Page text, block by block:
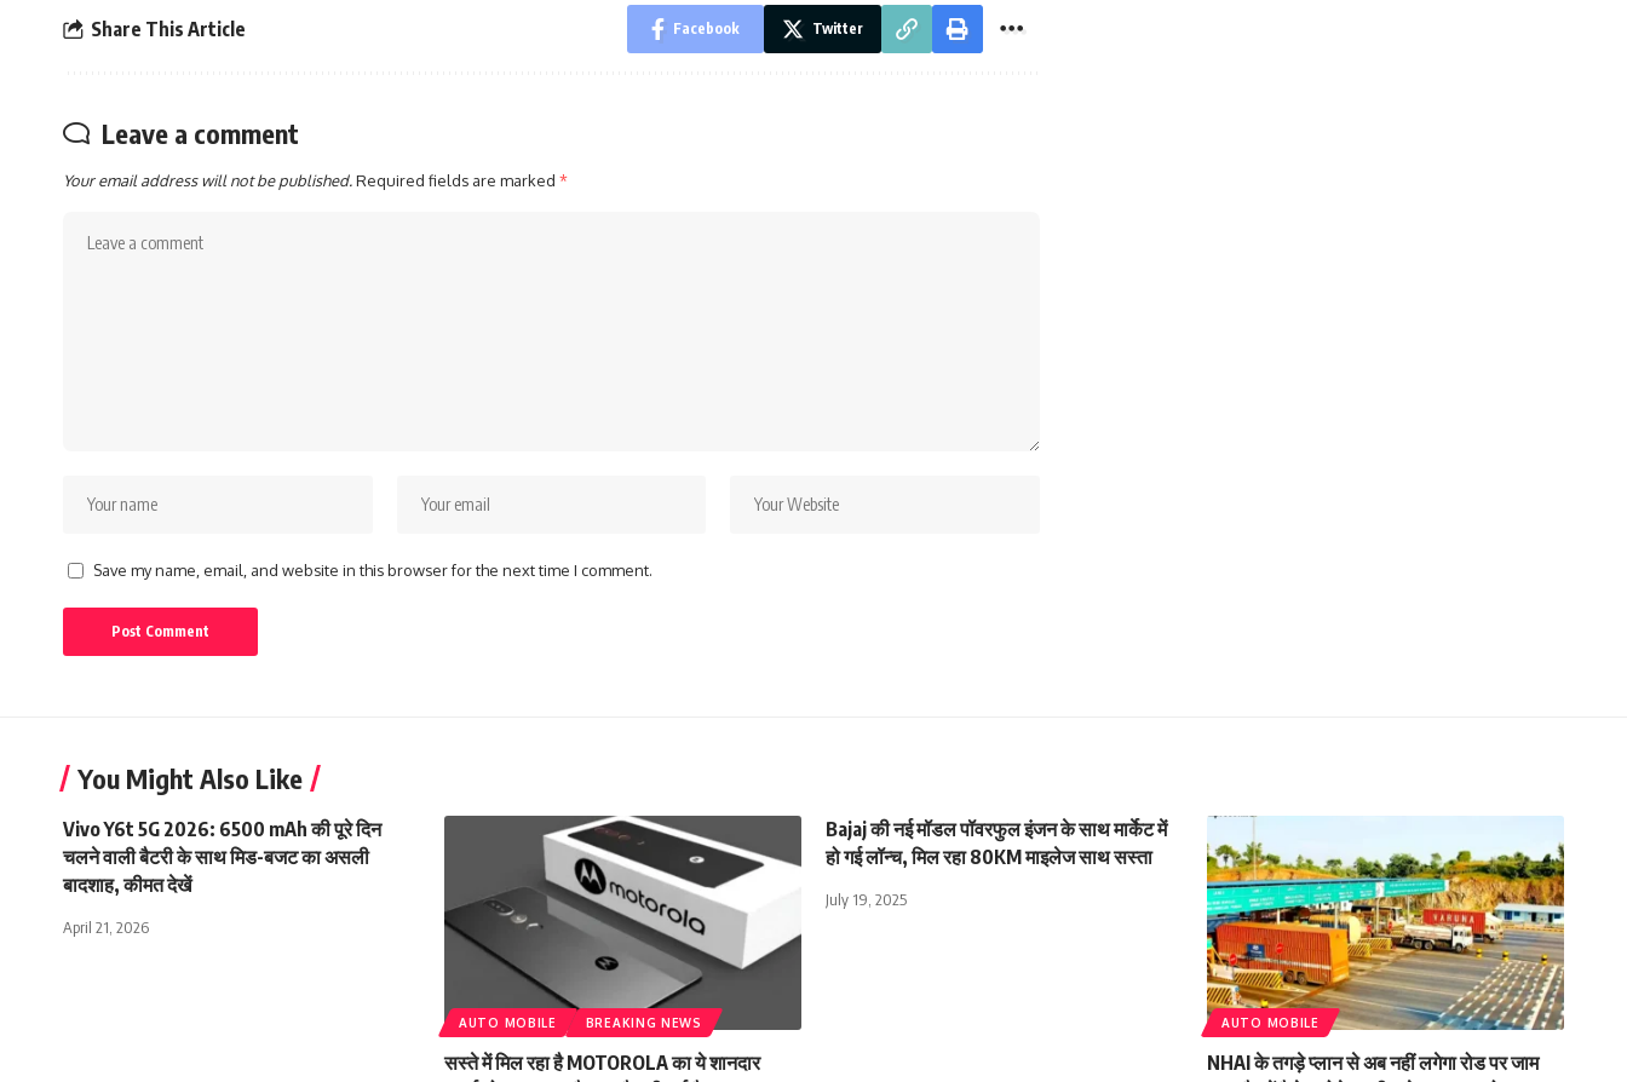
Share This Article Facebook Twitter
Leave a comment
Your email address will not be published.Required fields are marked *
Save my name, email, and website in this browser for the next time I comment.
You Might Also Like
Vivo Y6t 5G 2026: 6500 mAh की पूरे दिन
चलने वाली बैटरी के साथ मिड-बजट का असली
बादशाह, कीमत देखें
April 21, 2026
AUTO MOBILE BREAKING NEWS
सस्ते में मिल रहा है MOTOROLA का ये शानदार
Bajaj की नई मॉडल पॉवरफुल इंजन के साथ मार्केट में
हो गई लॉन्च, मिल रहा 80KM माइलेज साथ सस्ता
July 19, 2025
AUTO MOBILE
NHAI के तगड़े प्लान से अब नहीं लगेगा रोड पर जाम